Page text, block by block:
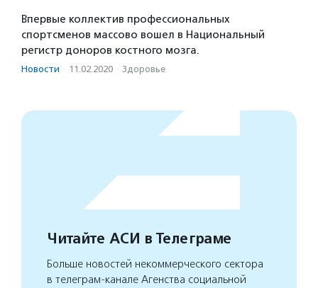
Впервые коллектив профессиональных
спортсменов массово вошел в Национальный
регистр доноров костного мозга.
Новости · 11.02.2020 · Здоровье
Читайте АСИ в Телеграме
Больше новостей некоммерческого сектора
в телеграм-канале Агенства социальной